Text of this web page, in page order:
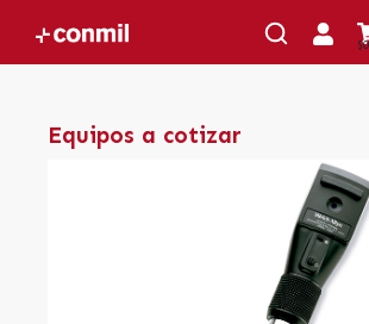
$0
Equipos a cotizar